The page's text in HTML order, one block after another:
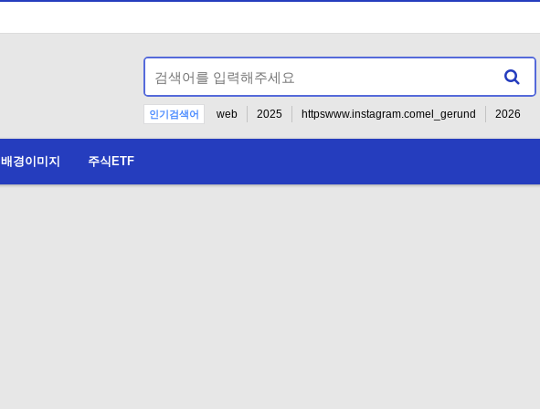
인기검색어 web 2025 httpswww.instagram.comel_gerund
2026
배경이미지 주식ETF